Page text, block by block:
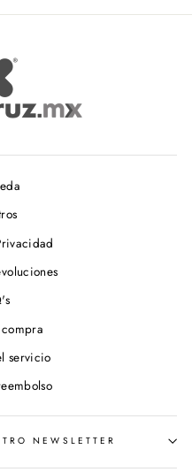
servicio
NEWSLETTER